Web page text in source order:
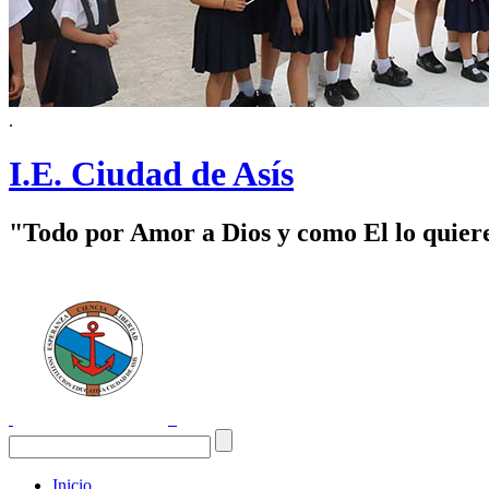
.
I.E. Ciudad de Asís
"Todo por Amor a Dios y como El lo
Inicio